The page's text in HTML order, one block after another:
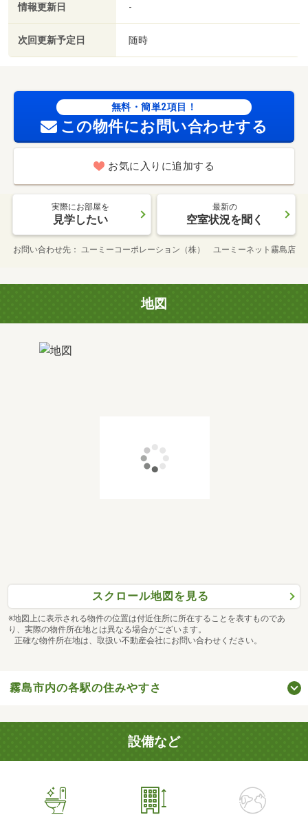
情報更新日 -
次回更新予定日 随時
無料・簡単2項目！
この物件にお問い合わせする
お気に入りに追加する
実際にお部屋を
見学したい
最新の
空室状況を聞く
お問い合わせ先 ユーミーコーポレーション（株） ユーミーネット霧島店
地図
スクロール地図を見る
※地図上に表示される物件の位置は付近住所に所在することを表すものであ
り、実際の物件所在地とは異なる場合がございます。
正確な物件所在地は、取扱い不動産会社にお問い合わせください。
霧島市内の各駅の住みやすさ
設備など